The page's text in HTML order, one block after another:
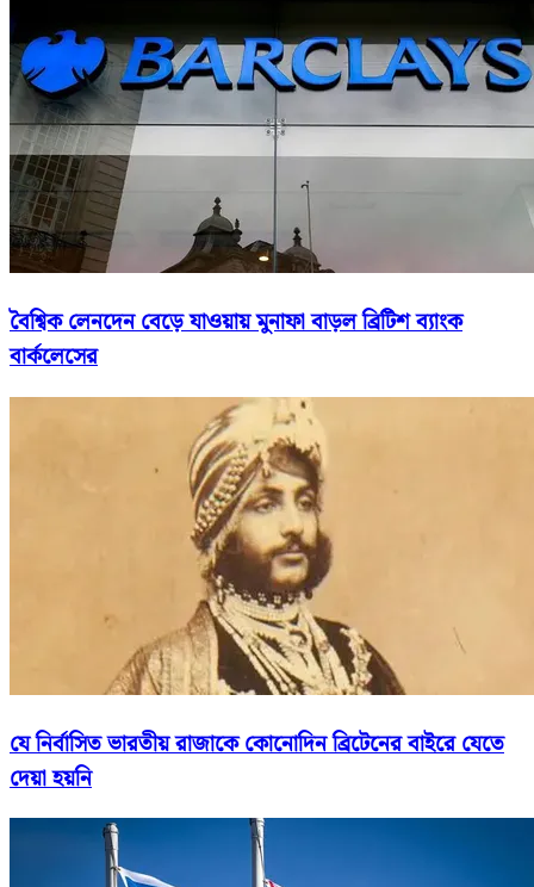
বৈশ্বিক লেনদেন বেড়ে যাওয়ায় মুনাফা বাড়ল ব্রিটিশ ব্যাংক
বার্কলেসের
যে নির্বাসিত ভারতীয় রাজাকে কোনোদিন ব্রিটেনের বাইরে যেতে
দেয়া হয়নি